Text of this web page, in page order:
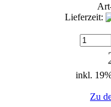
Lieferzeit:
inkl.
Zu